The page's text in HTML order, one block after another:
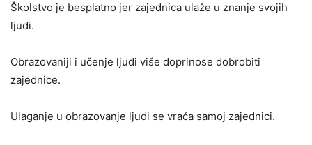
Školstvo je besplatno jer zajednica ulaže u znanje svojih
ljudi.
Obrazovaniji i učenje ljudi više doprinose dobrobiti
zajednice.
Ulaganje u obrazovanje ljudi se vraća samoj zajednici.